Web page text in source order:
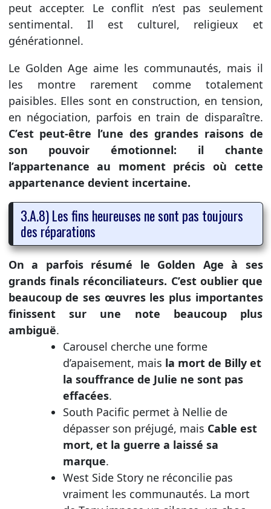
peut accepter. Le conflit n’est pas seulement
sentimental. Il est culturel, religieux et
générationnel.
Le Golden Age aime les communautés, mais il
les montre rarement comme totalement
paisibles. Elles sont en construction, en tension,
en négociation, parfois en train de disparaître.
C’est peut-être l’une des grandes raisons de
son pouvoir émotionnel: il chante
l’appartenance au moment précis où cette
appartenance devient incertaine.
3.A.8) Les fins heureuses ne sont pas toujours
des réparations
On a parfois résumé le Golden Age à ses
grands finals réconciliateurs. C’est oublier que
beaucoup de ses œuvres les plus importantes
finissent sur une note beaucoup plus
ambiguë.
Carousel cherche une forme
d’apaisement, mais la mort de Billy et
la souffrance de Julie ne sont pas
effacées.
South Pacific permet à Nellie de
dépasser son préjugé, mais Cable est
mort, et la guerre a laissé sa
marque.
West Side Story ne réconcilie pas
vraiment les communautés. La mort